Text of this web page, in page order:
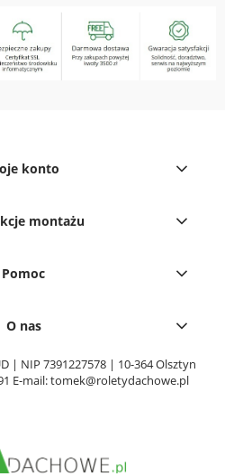
konto
montażu
Pomoc
O nas
| NIP 7391227578 | 10-364 Olsztyn
E-mail:tomek@roletydachowe.pl